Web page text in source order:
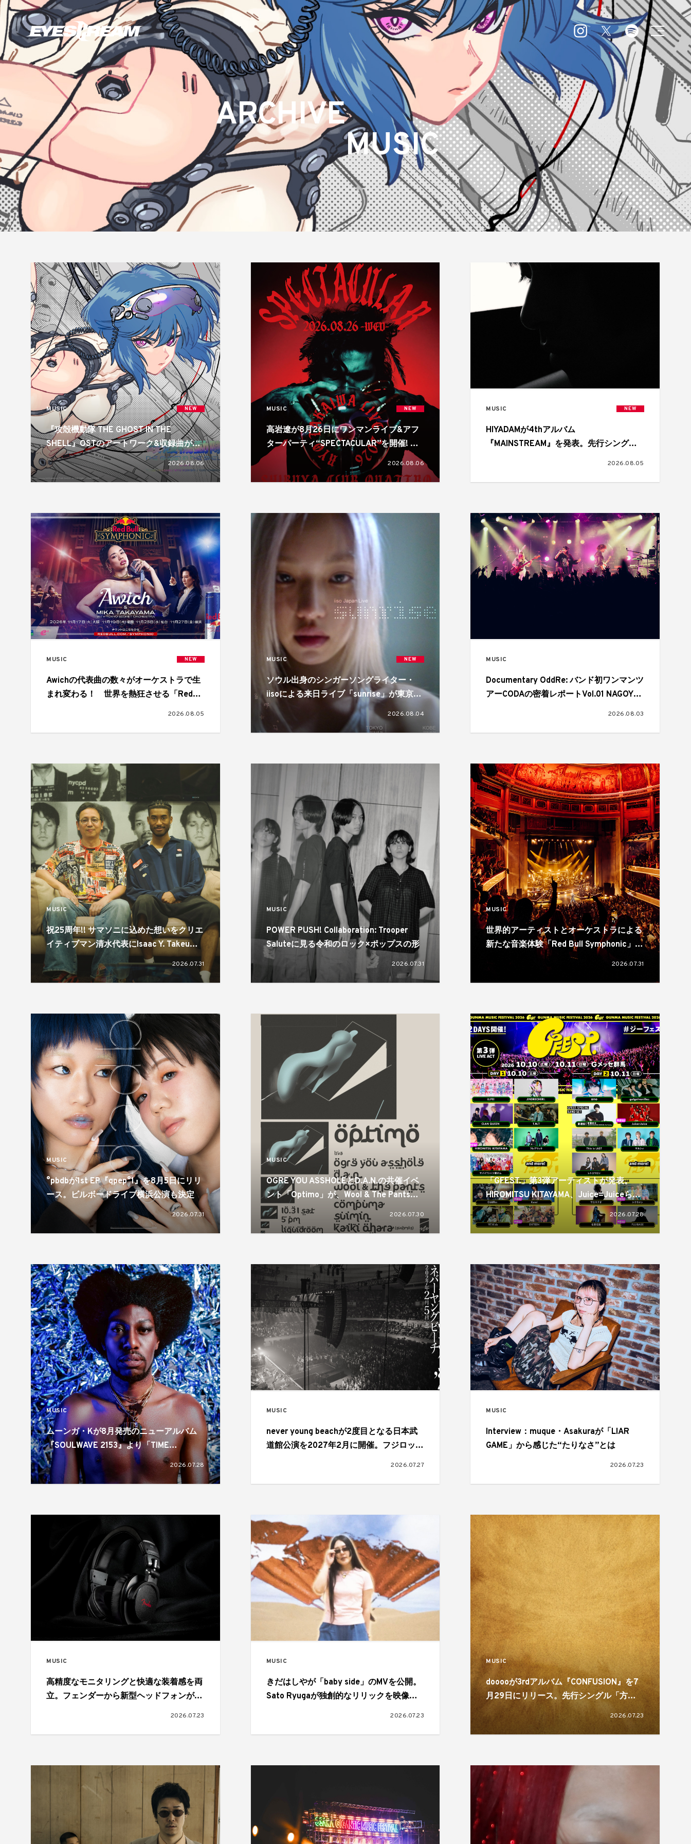
ARCHIVE
MUSIC
MUSIC NEW
『攻殻機動隊 THE GHOST IN THE
SHELL』OSTのアートワーク&収録曲が公
開!
2026.08.06
MUSIC NEW
高岩遼が8月26日にワンマンライブ&アフ
ターパーティ“SPECTACULAR”を開催! リ
リースも続々!
2026.08.06
MUSIC NEW
HIYADAMが4thアルバム
『MAINSTREAM』を発表。先行シングル
2026.08.05
MUSIC NEW
Awichの代表曲の数々がオーケストラで生
まれ変わる！ 世界を熱狂させる「Red
2026.08.05
MUSIC NEW
ソウル出身のシンガーソングライター・
iisoによる来日ライブ「sunrise」が東京と
神戸で開催
2026.08.04
MUSIC
Documentary OddRe: バンド初ワンマンツ
アーCODAの密着レポートVol.01 NAGOYA
2026.08.03
MUSIC
祝25周年!! サマソニに込めた想いをクリエ
イティブマン清水代表にIsaac Y. Takeuが
訊く。「文化は進化、変化していくもの」
「規模感が大事」
2026.07.31
MUSIC
POWER PUSH! Collaboration: Trooper
Saluteに見る令和のロック×ポップスの形
2026.07.31
MUSIC
世界的アーティストとオーケストラによる
新たな音楽体験「Red Bull Symphonic」が
日本初上陸。11月に大阪、福岡、仙台、横
2026.07.31
MUSIC
°pbdbが1st EP『qpep°1』を8月5日にリリ
ース。ビルボードライブ横浜公演も決定
2026.07.31
MUSIC
OGRE YOU ASSHOLEとD.A.N.の共催イベ
ント「Optimo」が、Wool & The Pantsを
迎え4年ぶりに開催
2026.07.30
MUSIC
「GFEST.」第3弾アーティストが発表。
HIROMITSU KITAYAMA、Juice=Juiceらが
出演
2026.07.28
MUSIC
ムーンガ・Kが8月発売のニューアルバム
『SOULWAVE 2153』より「TIME
TRAVELLIN’ LOVER」を先行配信
2026.07.28
MUSIC
never young beachが2度目となる日本武
道館公演を2027年2月に開催。フジロック
2026.07.27
MUSIC
Interview：muque・Asakuraが「LIAR
GAME」から感じた“たりなさ”とは
2026.07.23
MUSIC
高精度なモニタリングと快適な装着感を両
立。フェンダーから新型ヘッドフォンが登
2026.07.23
MUSIC
きだはしやが「baby side」のMVを公開。
Sato Ryugaが独創的なリリックを映像で
2026.07.23
MUSIC
dooooが3rdアルバム『CONFUSION』を7
月29日にリリース。先行シングル「方舟
（feat. Babi）」を配信
2026.07.23